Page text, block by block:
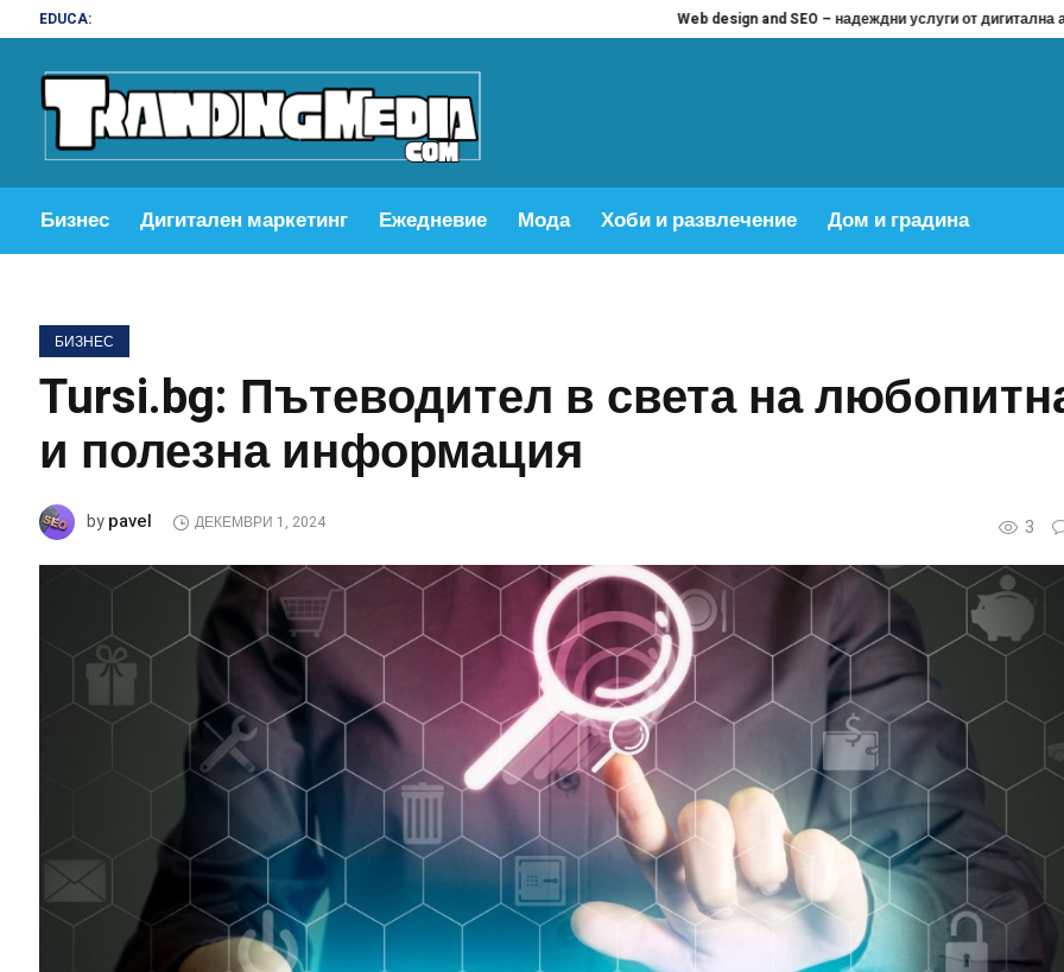
EDUCA: Web design and SEO – надеждни услуги от дигитална агенция Висео
Бизнес Дигитален маркетинг Ежедневие Мода Хоби и развлечение Дом и градина
БИЗНЕС
Tursi.bg: Пътеводител в света на
и полезна информация
3
bypavel ДЕКЕМВРИ 1, 2024